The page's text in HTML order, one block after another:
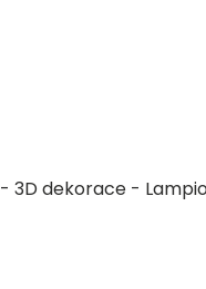
- 3D dekorace -